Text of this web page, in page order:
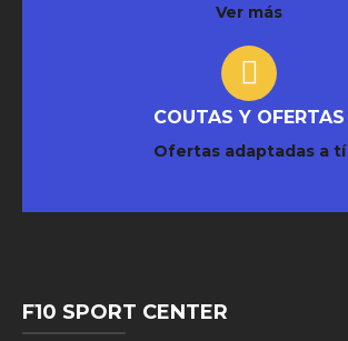
Ver más
COUTAS Y OFERTAS
Ofertas adaptadas a tí
F10 SPORT CENTER